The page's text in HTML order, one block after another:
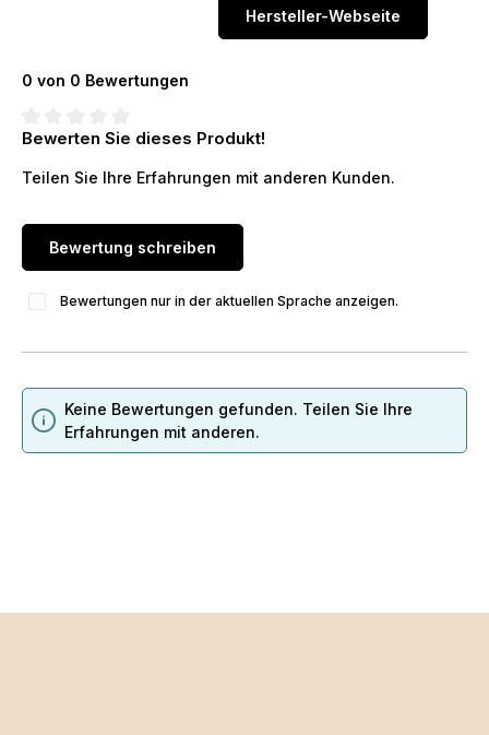
Hersteller-Webseite
0 von 0 Bewertungen
Durchschnittliche Bewertung von 0 von 5 Sternen
Bewerten Sie dieses Produkt!
Teilen Sie Ihre Erfahrungen mit anderen Kunden.
Bewertung schreiben
Bewertungen nur in der aktuellen Sprache anzeigen.
Keine Bewertungen gefunden. Teilen Sie Ihre
Erfahrungen mit anderen.